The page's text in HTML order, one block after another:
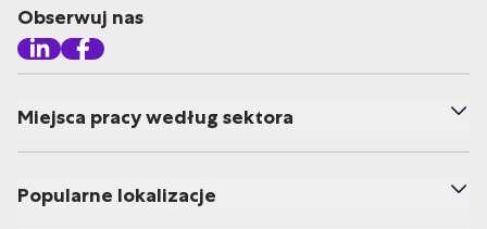
Obserwuj nas
Miejsca pracy według sektora
Popularne lokalizacje